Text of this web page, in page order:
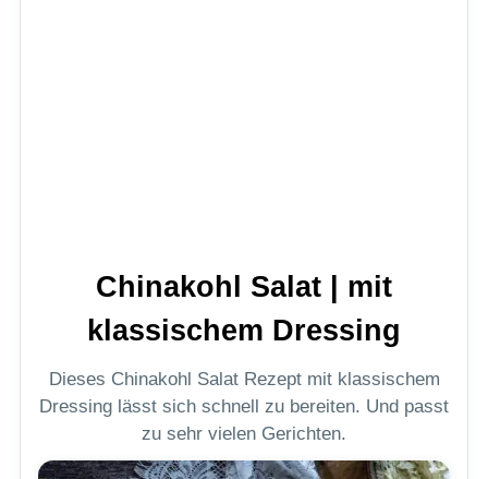
Chinakohl Salat | mit
klassischem Dressing
Dieses Chinakohl Salat Rezept mit klassischem
Dressing lässt sich schnell zu bereiten. Und passt
zu sehr vielen Gerichten.